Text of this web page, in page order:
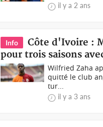
il y a 2 ans
Info
Côte d'Ivoire :
pour trois saisons
Wilfried Zaha
quitté le club
tur...
il y a 3 ans